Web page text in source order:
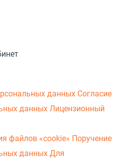
данных Согласие
данных Лицензионный
файлов «cookie» Поручение
данных Для